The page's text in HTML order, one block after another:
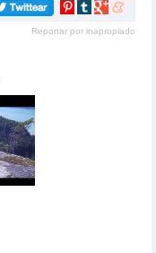
Compartir
Pinterest
Compartir
tumblr
Compartir
Google+
Compartir
meneame
Reportar por inapropiado